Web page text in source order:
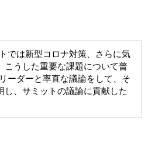
では新型コロナ対策、さらに気
こうした重要な課題について普
ーダーと率直な議論をして、そ
し、サミットの議論に貢献した